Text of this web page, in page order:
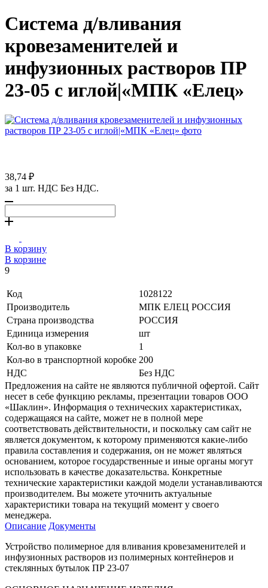
Система д/вливания
кровезаменителей и
инфузионных растворов ПР
23-05 с иглой|«МПК «Елец»
38,74 ₽
за 1 шт. НДС Без НДС.
В корзину
В корзине
9
Код
1028122
Производитель
МПК ЕЛЕЦ РОССИЯ
Страна производства
РОССИЯ
Единица измерения
шт
Кол-во в упаковке
1
Кол-во в транспортной коробке 200
НДС
Без НДС
Предложения на сайте не являются публичной офертой. Сайт
несет в себе функцию рекламы, презентации товаров ООО
«Шаклин». Информация о технических характеристиках,
содержащаяся на сайте, может не в полной мере
соответствовать действительности, и поскольку сам сайт не
является документом, к которому применяются какие-либо
правила составления и содержания, он не может являться
основанием, которое государственные и иные органы могут
использовать в качестве доказательства. Конкретные
технические характеристики каждой модели устанавливаются
производителем. Вы можете уточнить актуальные
характеристики товара на текущий момент у своего
менеджера.
Описание Документы
Устройство полимерное для вливания кровезаменителей и
инфузионных растворов из полимерных контейнеров и
стеклянных бутылок ПР 23-07